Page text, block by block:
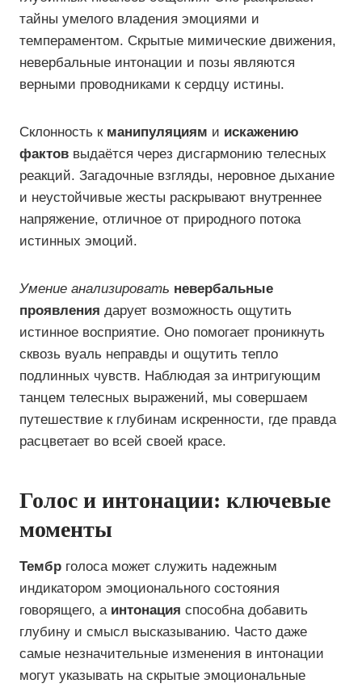
тайны умелого владения эмоциями и
темпераментом. Скрытые мимические движения,
невербальные интонации и позы являются
верными проводниками к сердцу истины.
Склонность к манипуляциям и искажению
фактов выдаётся через дисгармонию телесных
реакций. Загадочные взгляды, неровное дыхание
и неустойчивые жесты раскрывают внутреннее
напряжение, отличное от природного потока
истинных эмоций.
Умение анализировать невербальные
проявления дарует возможность ощутить
истинное восприятие. Оно помогает проникнуть
сквозь вуаль неправды и ощутить тепло
подлинных чувств. Наблюдая за интригующим
танцем телесных выражений, мы совершаем
путешествие к глубинам искренности, где правда
расцветает во всей своей красе.
Голос и интонации: ключевые
моменты
Тембр голоса может служить надежным
индикатором эмоционального состояния
говорящего, а интонация способна добавить
глубину и смысл высказыванию. Часто даже
самые незначительные изменения в интонации
могут указывать на скрытые эмоциональные